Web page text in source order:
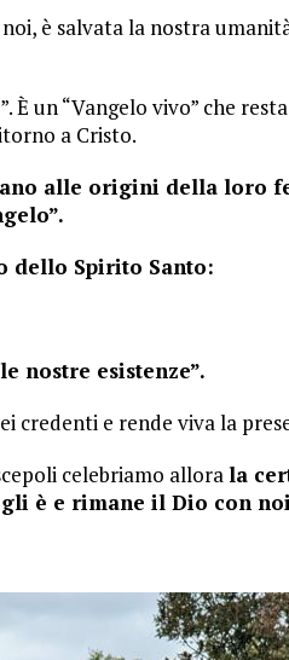
è salvata la nostra
È un “Vangelo vivo” che
a Cristo.
alle origini della loro
dello Spirito Santo:
nostre esistenze”.
credenti e rende viva la
celebriamo allorala
è e rimane il Dio con